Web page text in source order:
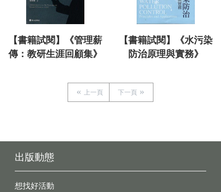
【書籍試閱】《管理薪
傳：教研生涯回顧集》
【書籍試閱】《水污染
防治原理與實務》
上一頁 下一頁
出版動態
想找好活動